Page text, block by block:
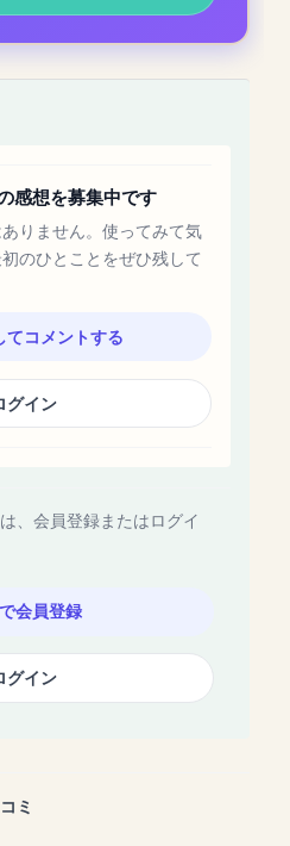
感想を募集中です
りません。使ってみて気
のひとことをぜひ残して
てコメントする
グイン
、会員登録またはログイ
会員登録
グイン
ミ